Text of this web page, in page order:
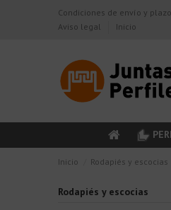
Condiciones de envío y
Aviso legal
Inicio
Inicio Rodapiés y escocias
Rodapiés y escocias